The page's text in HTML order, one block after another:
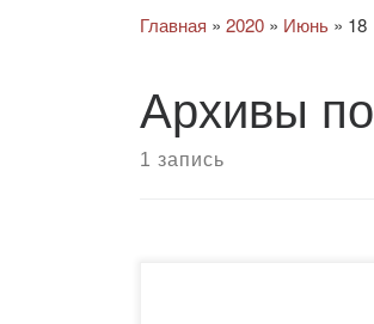
Главная » 2020 » Июнь » 18
Архивы
1 запись